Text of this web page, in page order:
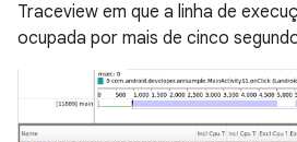
Traceview em que a linha de
ocupada por mais de cinco